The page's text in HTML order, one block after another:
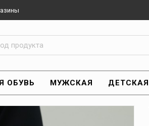
ОБУВЬ МУЖСКАЯ ДЕТСКАЯ